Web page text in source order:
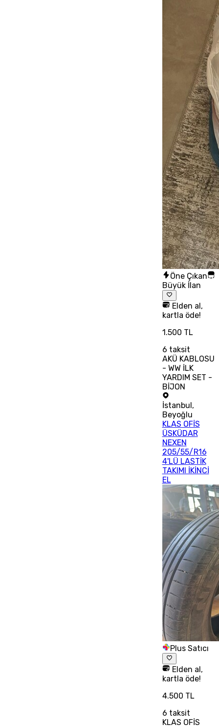
Öne Çıkan
Büyük İlan
Elden al,
kartla öde!
1.500 TL
6 taksit
AKÜ KABLOSU
- WW İLK
YARDIM SET -
BİJON
İstanbul ,
Beyoğlu
KLAS OFİS
ÜSKÜDAR
NEXEN
205/55/R16
4'LÜ LASTİK
TAKIMI İKİNCİ
EL
Plus Satıcı
Elden al,
kartla öde!
4.500 TL
6 taksit
KLAS OFİS